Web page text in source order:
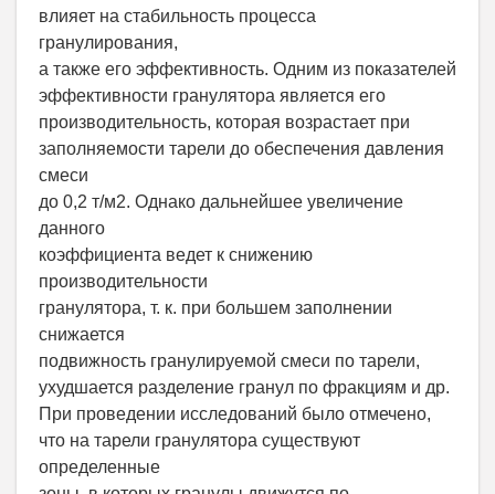
влияет на стабильность процесса
гранулирования,
а также его эффективность. Одним из показателей
эффективности гранулятора является его
производительность, которая возрастает при
заполняемости тарели до обеспечения давления
смеси
до 0,2 т/м2. Однако дальнейшее увеличение
данного
коэффициента ведет к снижению
производительности
гранулятора, т. к. при большем заполнении
снижается
подвижность гранулируемой смеси по тарели,
ухудшается разделение гранул по фракциям и др.
При проведении исследований было отмечено,
что на тарели гранулятора существуют
определенные